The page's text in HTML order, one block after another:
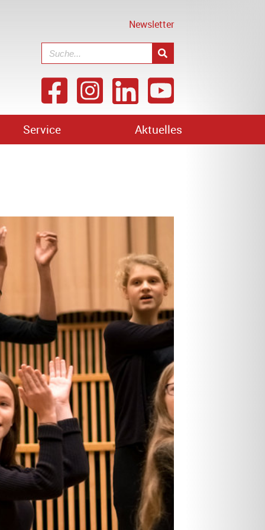
Newsletter
Service Aktuelles